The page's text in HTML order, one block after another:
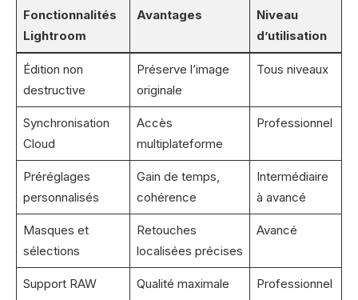
Fonctionnalités
Lightroom
Avantages
Niveau
d’utilisation
Édition non
destructive
Préserve l’image
originale
Tous niveaux
Synchronisation
Cloud
Accès
multiplateforme
Professionnel
Préréglages
personnalisés
Gain de temps,
cohérence
Intermédiaire
à avancé
Masques et
sélections
Retouches
localisées précises
Avancé
Support RAW
Qualité maximale Professionnel